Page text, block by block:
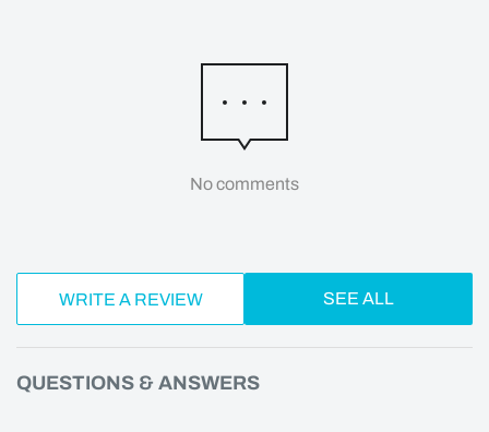
No comments
WRITE A REVIEW SEE ALL
QUESTIONS & ANSWERS